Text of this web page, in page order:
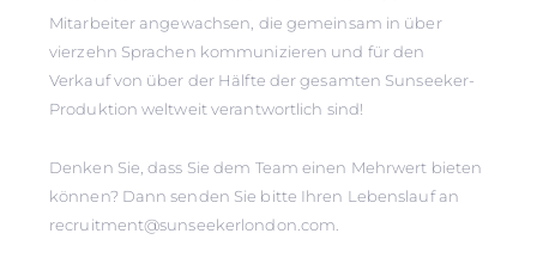
Mitarbeiter angewachsen, die gemeinsam in über
vierzehn Sprachen kommunizieren und für den
Verkauf von über der Hälfte der gesamten Sunseeker-
Produktion weltweit verantwortlich sind!
Denken Sie, dass Sie dem Team einen Mehrwert bieten
können? Dann senden Sie bitte Ihren Lebenslauf an
recruitment@sunseekerlondon.com.